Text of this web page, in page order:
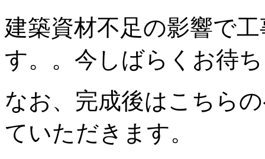
建築資材不足の影響で
す。。今しばらくお待
なお、完成後はこちら
ていただきます。